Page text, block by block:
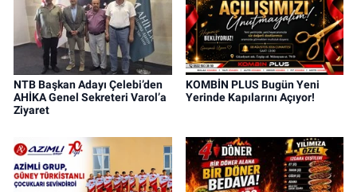
NTB Başkan Adayı Çelebi’den
AHİKA Genel Sekreteri Varol’a
Ziyaret
KOMBİN PLUS Bugün Yeni
Yerinde Kapılarını Açıyor!